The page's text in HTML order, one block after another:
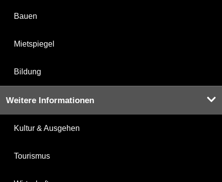
Bauen
Mietspiegel
Bildung
Weitere Informationen
Kultur & Ausgehen
Tourismus